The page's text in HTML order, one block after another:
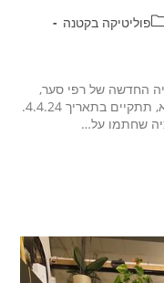
פוליטיקה בקטנה
החדשה של רפי סער,
ראש העיר שנבחר לכהונה נוספת בכפר סבא, תתקיים בתאריך 4.4.24.
שחתמו על…